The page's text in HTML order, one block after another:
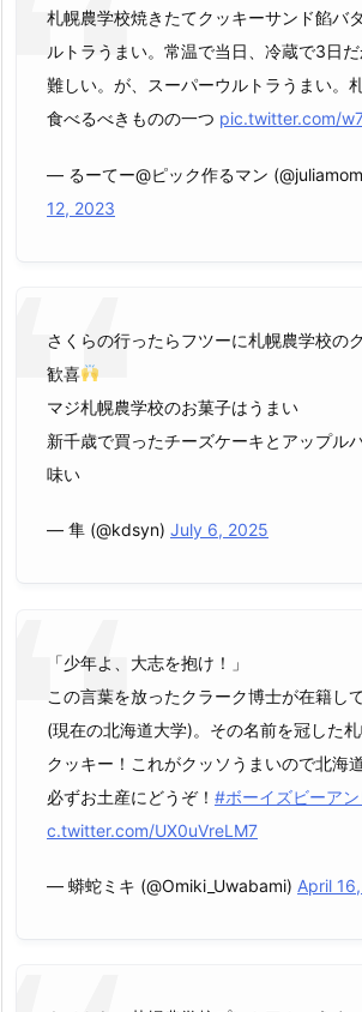
札幌農学校焼きたてクッキーサンド餡バ
ルトラうまい。常温で当日、冷蔵で3日
難しい。が、スーパーウルトラうまい。
食べるべきものの一つ pic.twitter.com/
— るーてー@ピック作るマン
12, 2023
さくらの行ったらフツーに札幌農学校の
歓喜
マジ札幌農学校のお菓子はうまい
新千歳で買ったチーズケーキとアップル
味い
— 隼 (@kdsyn) July 6, 2025
「少年よ、大志を抱け！」
この言葉を放ったクラーク博士が在籍し
(現在の北海道大学)。その名前を冠した
クッキー！これがクッソうまいので北海
必ずお土産にどうぞ！ #ボーイズビーア
c.twitter.com/UX0uVreLM7
— 蟒蛇ミキ (@Omiki_Uwabami) April